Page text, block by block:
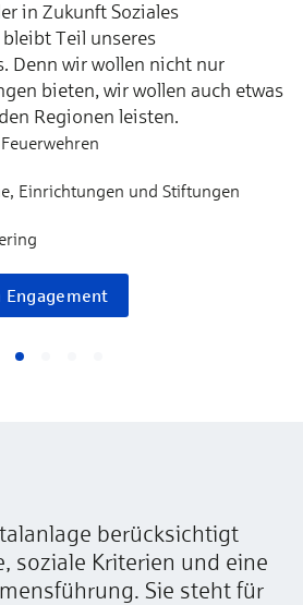
in Zukunft Soziales
Teil unseres
Denn wir wollen nicht nur
bieten, wir wollen auch etwas
Regionen leisten.
Einrichtungen und Stiftungen
Engagement
berücksichtigt
soziale Kriterien und eine
Sie steht für